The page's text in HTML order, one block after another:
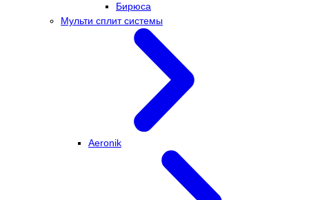
Бирюса
Мульти сплит системы
Aeronik